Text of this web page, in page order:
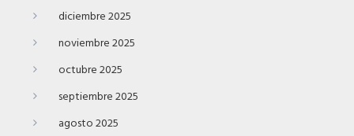
diciembre 2025
noviembre 2025
octubre 2025
septiembre 2025
agosto 2025